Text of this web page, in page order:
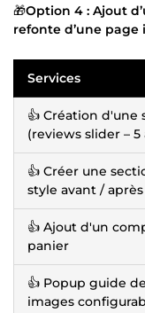
🎁Option 4 : Ajout
refonte d’une
Services
👍 Création d'une
(reviews slider – 5
👍 Créer une
style avant / après
👍 Ajout d'un
panier
👍 Popup guide
images